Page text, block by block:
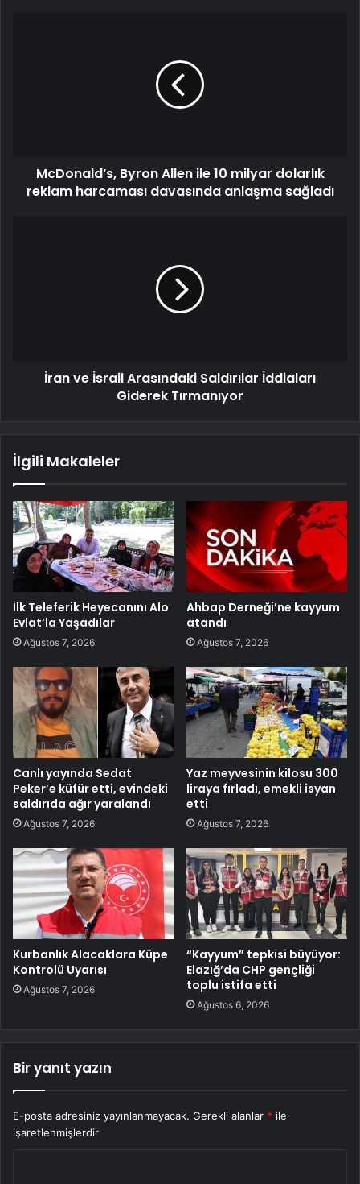
McDonald’s, Byron Allen ile 10 milyar dolarlık
reklam harcaması davasında anlaşma sağladı
İran ve İsrail Arasındaki Saldırılar İddiaları
Giderek Tırmanıyor
İlgili Makaleler
İlk Teleferik Heyecanını Alo
Evlat’la Yaşadılar
Ağustos 7, 2026
Ahbap Derneği’ne kayyum
atandı
Ağustos 7, 2026
Canlı yayında Sedat
Peker’e küfür etti, evindeki
saldırıda ağır yaralandı
Ağustos 7, 2026
Yaz meyvesinin kilosu 300
liraya fırladı, emekli isyan
etti
Ağustos 7, 2026
Kurbanlık Alacaklara Küpe
Kontrolü Uyarısı
Ağustos 7, 2026
“Kayyum” tepkisi büyüyor:
Elazığ’da CHP gençliği
toplu istifa etti
Ağustos 6, 2026
Bir yanıt yazın
E-posta adresiniz yayınlanmayacak. Gerekli alanlar * ile
işaretlenmişlerdir